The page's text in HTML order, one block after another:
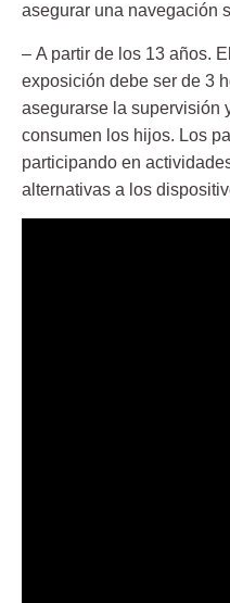
asegurar una navegación
– A partir de los 13 años.
exposición debe ser de 3
asegurarse la supervisión
consumen los hijos. Los
participando en
alternativas a los